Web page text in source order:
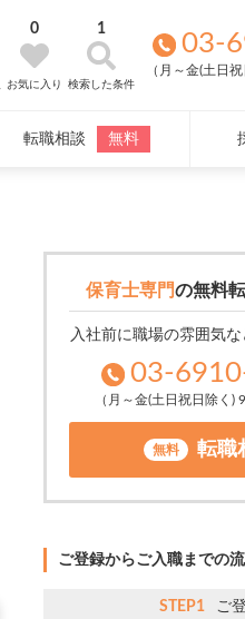
0
お気に入り
1
検索した条件
03-
（月～金(土日
転職相談 無料
保育士専門の無料
入社前に職場の雰囲気
03-
（月～金(土日祝日除く)
無料 転職
ご登録からご入職までの
STEP1 ご